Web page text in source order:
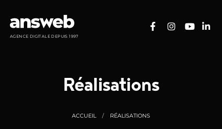
AGENCE DIGITALE DEPUIS 1997
Réalisations
ACCUEIL RÉALISATIONS